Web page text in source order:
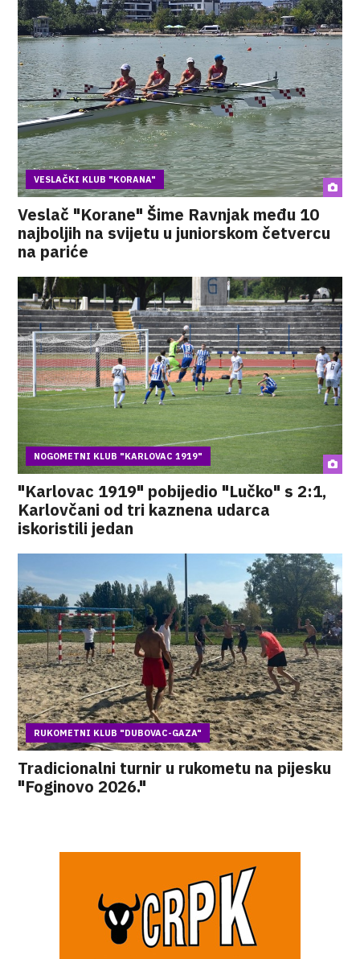
VESLAČKI KLUB "KORANA"
Veslač "Korane" Šime Ravnjak među 10
najboljih na svijetu u juniorskom četvercu
na pariće
NOGOMETNI KLUB "KARLOVAC 1919"
"Karlovac 1919" pobijedio "Lučko" s 2:1,
Karlovčani od tri kaznena udarca
iskoristili jedan
RUKOMETNI KLUB "DUBOVAC-GAZA"
Tradicionalni turnir u rukometu na pijesku
"Foginovo 2026."